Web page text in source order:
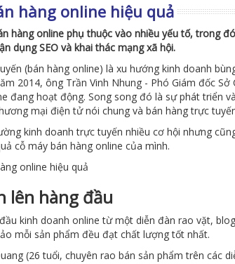
hàng online hiệu quả
hàng online phụ thuộc vào nhiều yếu tố, trong
dụng SEO và khai thác mạng xã hội.
(bán hàng online) là xu hướng kinh doanh
2014, ông Trần Vinh Nhung - Phó Giám đốc
đang hoạt động. Song song đó là sự phát triển
mại điện tử nói chung và bán hàng trực
kinh doanh trực tuyến nhiều cơ hội nhưng
cỗ máy bán hàng online của mình.
lên hàng đầu
kinh doanh online từ một diễn đàn rao vặt,
mỗi sản phẩm đều đạt chất lượng tốt nhất.
(26 tuổi, chuyên rao bán sản phẩm trên các